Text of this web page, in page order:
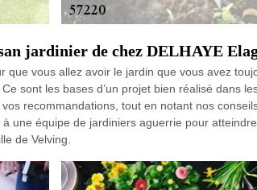
jardinier de chez DELHAYE
que vous allez avoir le jardin que vous avez
sont les bases d’un projet bien réalisé dans
recommandations, tout en notant nos
une équipe de jardiniers aguerrie pour
de Velving.